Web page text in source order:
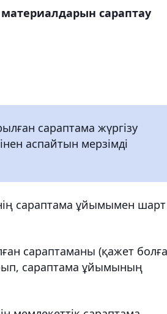
сараптау
сараптама жүргізу
аспайтын мерзімді
сараптама ұйымымен шарт
сараптаманы (қажет
сараптама ұйымының